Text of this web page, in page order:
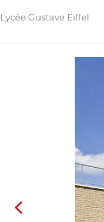
Lycée Gustave Eiffel